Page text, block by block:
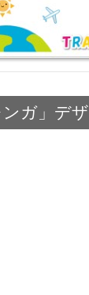
ンガ」デ